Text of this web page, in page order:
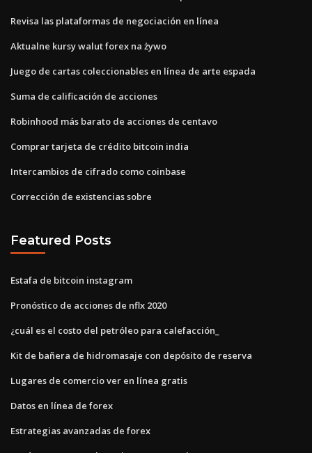
Revisa las plataformas de negociación en línea
Aktualne kursy walut forex na żywo
Juego de cartas coleccionables en línea de arte espada
Suma de calificación de acciones
Robinhood más barato de acciones de centavo
Comprar tarjeta de crédito bitcoin india
Intercambios de cifrado como coinbase
Corrección de existencias sobre
Featured Posts
Estafa de bitcoin instagram
Pronóstico de acciones de nflx 2020
¿cuál es el costo del petróleo para calefacción_
Kit de bañera de hidromasaje con depósito de reserva
Lugares de comercio ver en línea gratis
Datos en línea de forex
Estrategias avanzadas de forex